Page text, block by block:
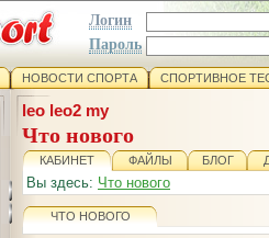
Логин
Пароль
НОВОСТИ СПОРТА СПОРТИВНОЕ
leo leo2 my
Что нового
КАБИНЕТ ФАЙЛЫ БЛОГ
Вы здесь: Что нового
ЧТО НОВОГО